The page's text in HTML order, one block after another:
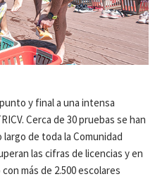
y final a una intensa
Cerca de 30 pruebas se han
de toda la Comunidad
las cifras de licencias y en
más de 2.500 escolares